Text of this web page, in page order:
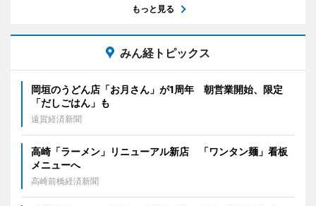
もっと見る
みん経トピックス
岡垣のうどん店「お月さん」が1周年 朝営業開始、限定
「だしごはん」も
遠賀経済新聞
高崎「ラーメン」リニューアル新店 「ワンタン麺」看板
メニューへ
高崎前橋経済新聞